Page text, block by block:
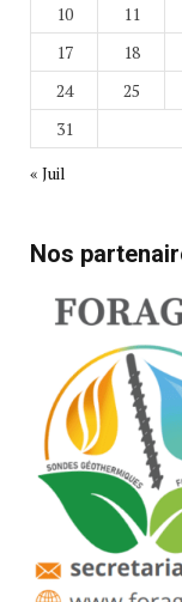
10
11
17
18
24
25
31
« Juil
Nos